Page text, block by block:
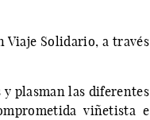
Viaje Solidario, a través
plasman las diferentes
viñetista e